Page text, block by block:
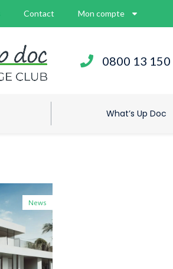
Contact Mon compte
0800 13 150
What’s Up Doc
News